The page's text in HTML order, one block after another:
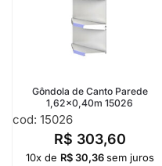
Gôndola de Canto Parede
1,62×0,40m 15026
cod: 15026
R$ 303,60
10x de R$30,36 sem juros